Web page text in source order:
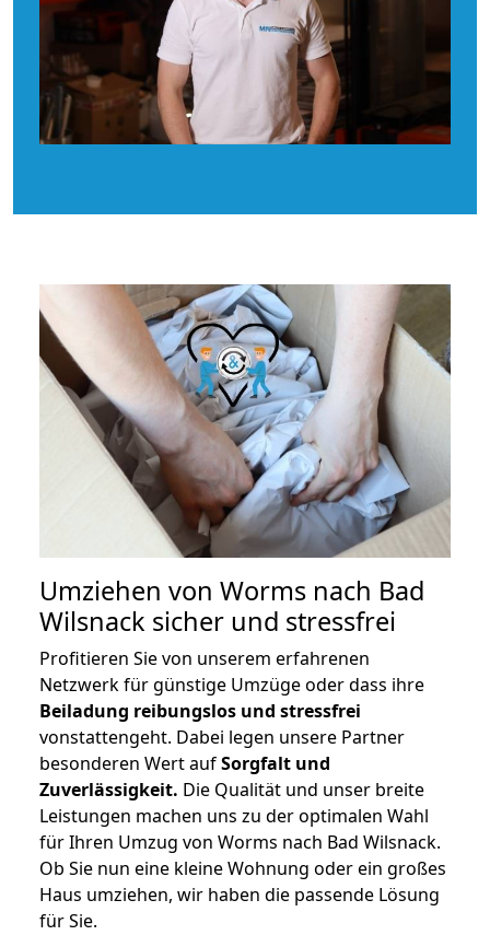
Umziehen von Worms nach Bad
Wilsnack sicher und stressfrei
Profitieren Sie von unserem erfahrenen
Netzwerk für günstige Umzüge oder dass ihre
Beiladung reibungslos und stressfrei
vonstattengeht. Dabei legen unsere Partner
besonderen Wert aufSorgfalt und
Zuverlässigkeit. Die Qualität und unser breite
Leistungen machen uns zu der optimalen Wahl
für Ihren Umzug von Worms nach Bad Wilsnack.
Ob Sie nun eine kleine Wohnung oder ein großes
Haus umziehen, wir haben die passende Lösung
für Sie.